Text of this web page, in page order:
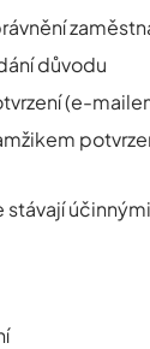
důvodu
(e-